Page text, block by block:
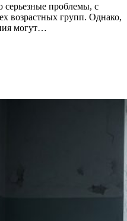
серьезные проблемы, с
возрастных групп. Однако,
могут…